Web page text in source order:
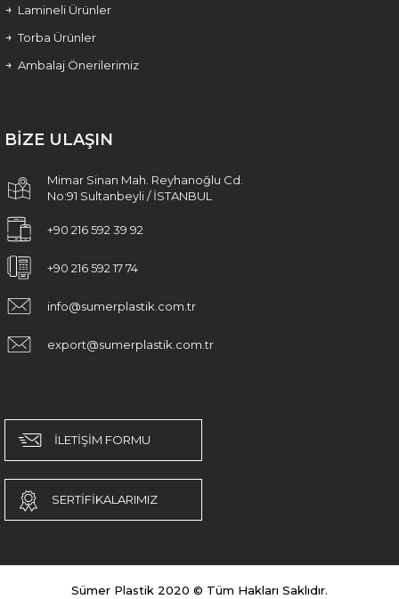
Lamineli Ürünler
Torba Ürünler
Ambalaj Önerilerimiz
BİZE ULAŞIN
Mimar Sinan Mah. Reyhanoğlu Cd.
No:91 Sultanbeyli / İSTANBUL
+90 216 592 39 92
+90 216 592 17 74
info@sumerplastik.com.tr
export@sumerplastik.com.tr
İLETİŞİM FORMU
SERTİFİKALARIMIZ
Sümer Plastik 2020 © Tüm Hakları Saklıdır.